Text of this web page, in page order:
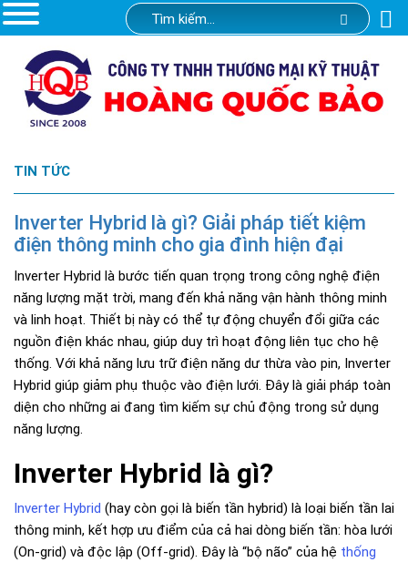
TIN TỨC
Inverter Hybrid là gì? Giải pháp tiết kiệm
điện thông minh cho gia đình hiện đại
Inverter Hybrid là bước tiến quan trọng trong công nghệ điện
năng lượng mặt trời, mang đến khả năng vận hành thông minh
và linh hoạt. Thiết bị này có thể tự động chuyển đổi giữa các
nguồn điện khác nhau, giúp duy trì hoạt động liên tục cho hệ
thống. Với khả năng lưu trữ điện năng dư thừa vào pin, Inverter
Hybrid giúp giảm phụ thuộc vào điện lưới. Đây là giải pháp toàn
diện cho những ai đang tìm kiếm sự chủ động trong sử dụng
năng lượng.
Inverter Hybrid là gì?
Inverter Hybrid (hay còn gọi là biến tần hybrid) là loại biến tần lai
thông minh, kết hợp ưu điểm của cả hai dòng biến tần: hòa lưới
(On-grid) và độc lập (Off-grid). Đây là “bộ não” của hệ thống